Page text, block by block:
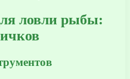
ловли рыбы: